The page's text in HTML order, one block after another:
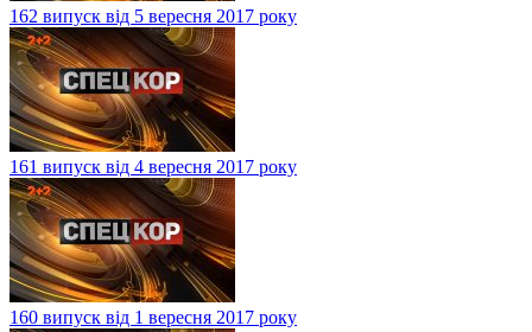
162 випуск від 5 вересня 2017 року
161 випуск від 4 вересня 2017 року
160 випуск від 1 вересня 2017 року